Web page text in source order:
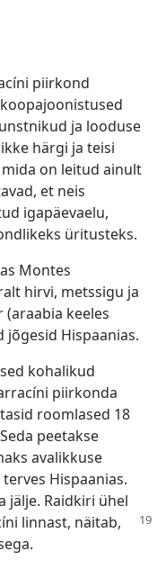
piirkond
ja looduse
härgi ja teisi
on leitud ainult
et neis
igapäevaelu,
üritusteks.
Montes
hirvi, metssigu ja
(araabia keeles
jõgesid Hispaanias.
kohalikud
piirkonda
roomlased 18
Seda peetakse
avalikkuse
Hispaanias.
jälje. Raidkiri ühel
linnast, näitab,